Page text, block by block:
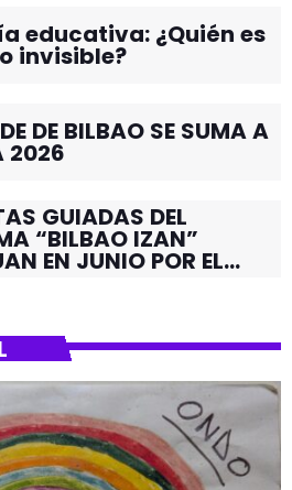
educativa: ¿Quién es
invisible?
DE BILBAO SE SUMA A
2026
GUIADAS DEL
“BILBAO IZAN”
EN JUNIO POR EL